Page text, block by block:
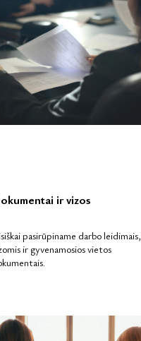
ir vizos
pasirūpiname darbo leidimais,
ir gyvenamosios vietos